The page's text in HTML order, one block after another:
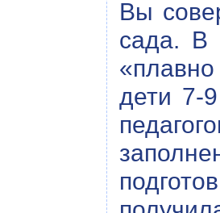
Вы
сада. В
дети 7-